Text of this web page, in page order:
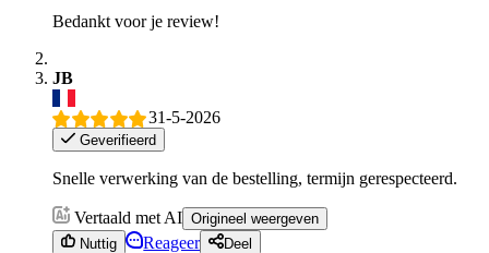
Bedankt voor je review!
JB
31-5-2026
Geverifieerd
Snelle verwerking van de bestelling, termijn gerespecteerd.
Vertaald met AI Origineel weergeven
Nuttig
Reageer Deel